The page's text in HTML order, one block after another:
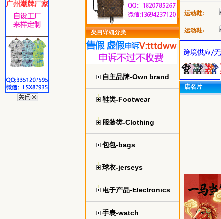
类目详细分类
自主品牌-Own brand
鞋类-Footwear
服装类-Clothing
包包-bags
球衣-jerseys
电子产品-Electronics
手表-watch
运动鞋:
运动鞋:
店名片